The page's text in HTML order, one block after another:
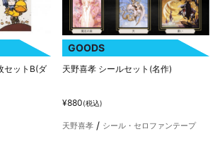
セットB(ダ
GOODS
天野喜孝 シールセット(名作)
¥880(税込)
天野喜孝 シール・セロファンテープ